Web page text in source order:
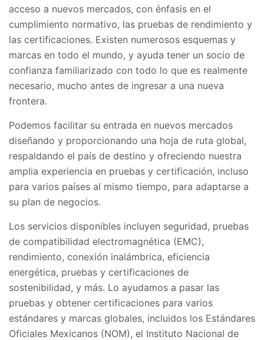
acceso a nuevos mercados, con énfasis en el
cumplimiento normativo, las pruebas de rendimiento y
las certificaciones. Existen numerosos esquemas y
marcas en todo el mundo, y ayuda tener un socio de
confianza familiarizado con todo lo que es realmente
necesario, mucho antes de ingresar a una nueva
frontera.
Podemos facilitar su entrada en nuevos mercados
diseñando y proporcionando una hoja de ruta global,
respaldando el país de destino y ofreciendo nuestra
amplia experiencia en pruebas y certificación, incluso
para varios países al mismo tiempo, para adaptarse a
su plan de negocios.
Los servicios disponibles incluyen seguridad, pruebas
de compatibilidad electromagnética (EMC),
rendimiento, conexión inalámbrica, eficiencia
energética, pruebas y certificaciones de
sostenibilidad, y más. Lo ayudamos a pasar las
pruebas y obtener certificaciones para varios
estándares y marcas globales, incluidos los Estándares
Oficiales Mexicanos (NOM), el Instituto Nacional de